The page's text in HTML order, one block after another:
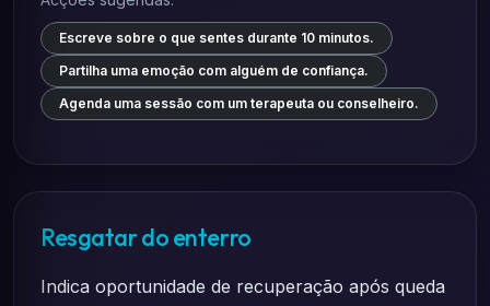
Escreve sobre o que sentes durante 10 minutos.
Partilha uma emoção com alguém de confiança.
Agenda uma sessão com um terapeuta ou conselheiro.
Resgatar do enterro
Indica oportunidade de recuperação após queda